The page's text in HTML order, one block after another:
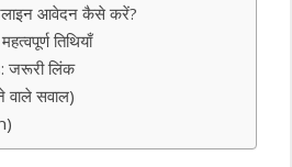
आवेदन कैसे करें?
तिथियाँ
लिंक
सवाल)